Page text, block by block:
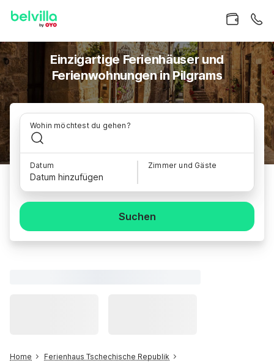
Einzigartige Ferienhäuser und
Ferienwohnungen in Pilgrams
Wohin möchtest du gehen?
Datum
Datum hinzufügen
Zimmer und Gäste
Suchen
Home
Ferienhaus Tschechische Republik